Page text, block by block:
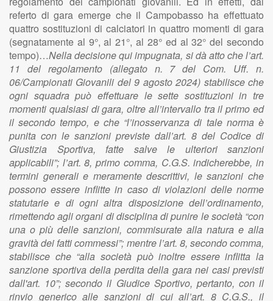
referto di gara emerge che il Campobasso ha effettuato
quattro sostituzioni di calciatori in quattro momenti di gara
(segnatamente al 9°, al 21°, al 28° ed al 32° del secondo
tempo)…Nella decisione qui impugnata, si dà atto che l’art.
11 del regolamento (allegato n. 7 del Com. Uff. n.
06/Campionati Giovanili del 9 agosto 2024) stabilisce che
ogni squadra può effettuare le sette sostituzioni in tre
momenti qualsiasi di gara, oltre all’intervallo tra il primo ed
il secondo tempo, e che “l’inosservanza di tale norma è
punita con le sanzioni previste dall’art. 8 del Codice di
Giustizia Sportiva, fatte salve le ulteriori sanzioni
applicabili”; l’art. 8, primo comma, C.G.S. indicherebbe, in
termini generali e meramente descrittivi, le sanzioni che
possono essere inflitte in caso di violazioni delle norme
statutarie e di ogni altra disposizione dell’ordinamento,
rimettendo agli organi di disciplina di punire le società “con
una o più delle sanzioni, commisurate alla natura e alla
gravità dei fatti commessi”; mentre l’art. 8, secondo comma,
stabilisce che “alla società può inoltre essere inflitta la
sanzione sportiva della perdita della gara nei casi previsti
dall'art. 10”; secondo il Giudice Sportivo, pertanto, con il
rinvio generico alle sanzioni di cui all’art. 8 C.G.S., il